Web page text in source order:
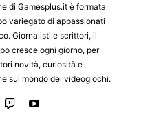
di Gamesplus.it è formata
variegato di appassionati
Giornalisti e scrittori, il
cresce ogni giorno, per
novità, curiosità e
sul mondo dei videogiochi.